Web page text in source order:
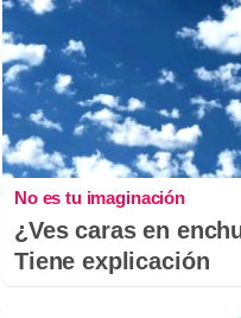
No es tu imaginación
¿Ves caras en
Tiene explicación